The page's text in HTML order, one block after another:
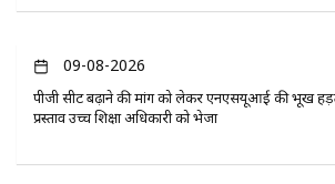
09-08-2026
पीजी सीट बढ़ाने की मांग को लेकर एनएसयूआई की भूख
प्रस्ताव उच्च शिक्षा अधिकारी को भेजा